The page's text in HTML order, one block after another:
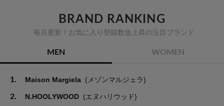
BRAND RANKING
毎月更新！お気に入り登録数急上昇の注目ブランド
MEN WOMEN
1. Maison Margiela (メゾンマルジェラ)
2. N.HOOLYWOOD (エヌハリウッド)